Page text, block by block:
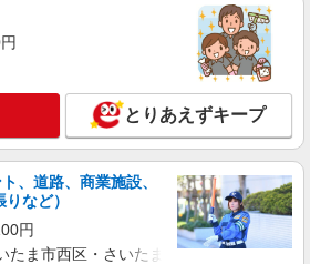
詳細を見る
・メディカル 東東京医療オフィス（お仕
手
都江東区内の病院
詳細を見る
とりあえずキープ
、道路、商業施設、
など）
円
たま市西区・さいたま市岩槻区・久喜市・